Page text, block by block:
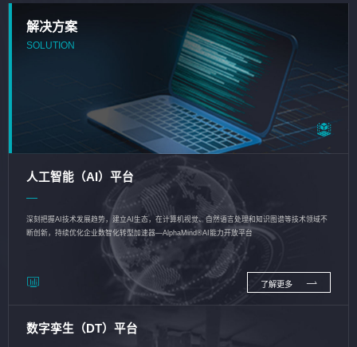
解决方案
SOLUTION
人工智能（AI）平台
深刻把握AI技术发展趋势，建立AI生态，在计算机视觉、自然语言处理和知识图谱等技术领域不
断创新，持续优化企业数智化转型加速器—AlphaMind®AI能力开放平台
了解更多
数字孪生（DT）平台